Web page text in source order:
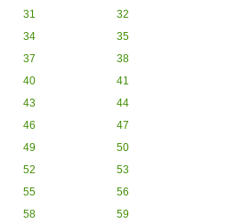
31
32
34
35
37
38
40
41
43
44
46
47
49
50
52
53
55
56
58
59